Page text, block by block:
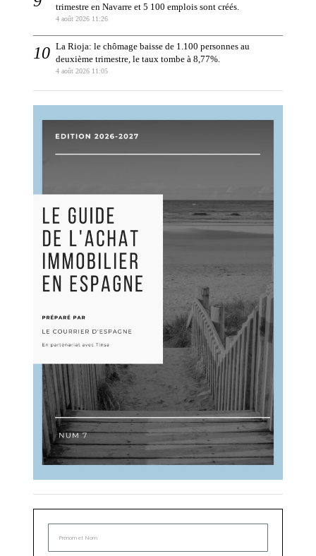
trimestre en Navarre et 5 100 emplois sont créés.
4 août 2026 11:26
La Rioja: le chômage baisse de 1.100 personnes au
deuxième trimestre, le taux tombe à 8,77%.
4 août 2026 11:05